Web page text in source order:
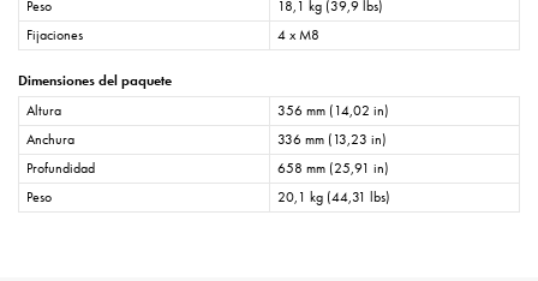
Peso
18,1 kg (39,9 lbs)
Fijaciones
4 x M8
Dimensiones del paquete
Altura
356 mm (14,02 in)
Anchura
336 mm (13,23 in)
Profundidad
658 mm (25,91 in)
Peso
20,1 kg (44,31 lbs)